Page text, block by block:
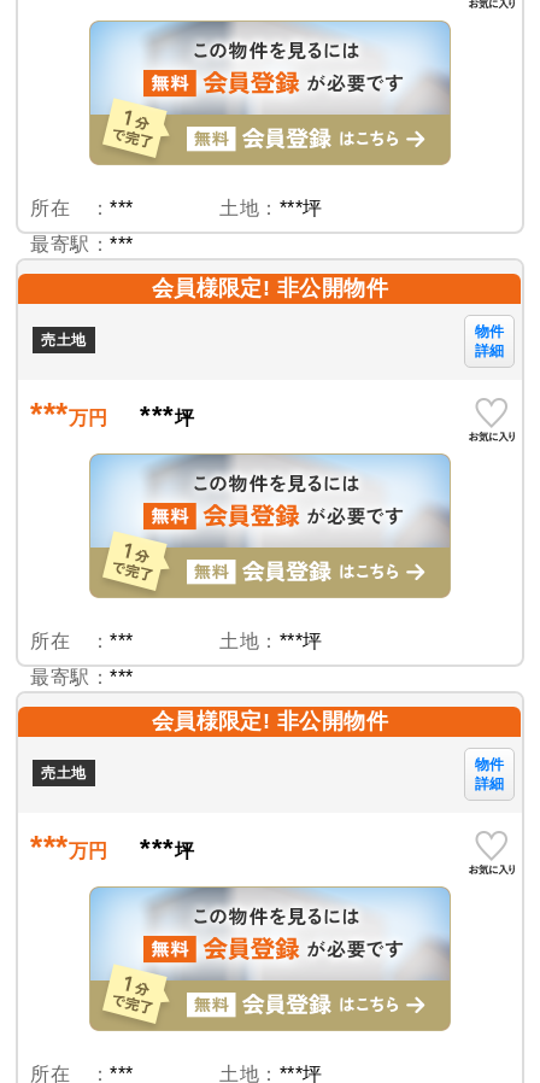
所在 ：***
最寄駅：***
土地： ***坪
会員様限定! 非公開物件
売土地
物件
詳細
***万円 ***坪
所在 ：***
最寄駅：***
土地： ***坪
会員様限定! 非公開物件
売土地
物件
詳細
***万円 ***坪
所在 ：*** 土地： ***坪